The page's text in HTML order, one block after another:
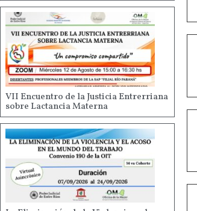
VII Encuentro de la Justicia Entrerriana
sobre Lactancia Materna